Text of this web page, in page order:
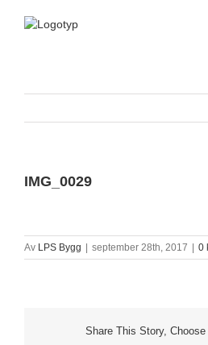
IMG_0029
Av LPS Bygg september 28th, 2017 0
Share This Story,